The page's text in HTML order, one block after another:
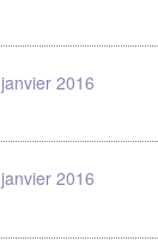
2016
2016